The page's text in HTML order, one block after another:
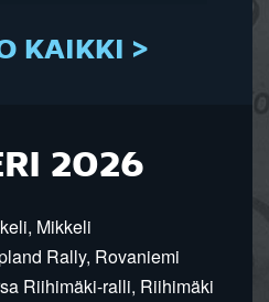
KAIKKI >
2026
Mikkeli
Rally, Rovaniemi
Riihimäki-ralli, Riihimäki